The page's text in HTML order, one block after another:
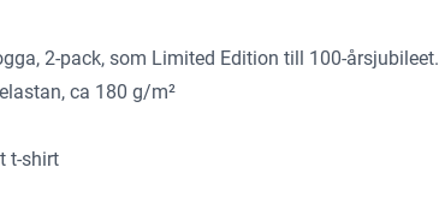
2-pack, som Limited Edition till 100-årsjubileet.
ca 180 g/m²
t-shirt